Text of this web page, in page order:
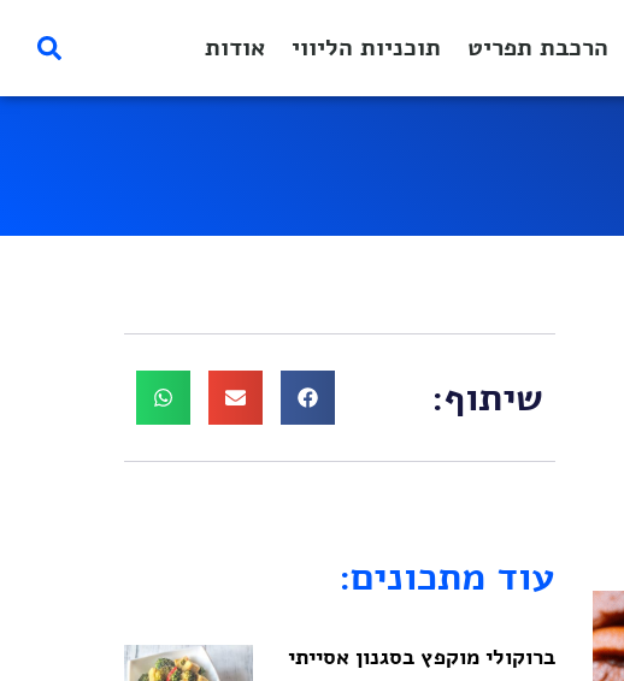
הרכבת תפריט תוכניות הליווי אודות
שיתוף:
עוד מתכונים:
ברוקולי מוקפץ בסגנון אסייתי